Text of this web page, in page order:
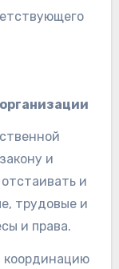
и
и
трудовые и
и права.
координацию